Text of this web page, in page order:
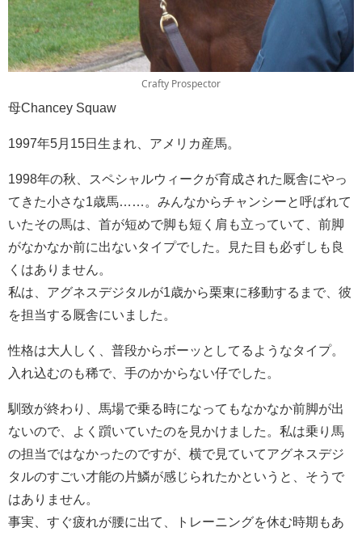
Crafty Prospector
母Chancey Squaw
1997年5月15日生まれ、アメリカ産馬。
1998年の秋、スペシャルウィークが育成された厩舎にやっ
てきた小さな1歳馬……。みんなからチャンシーと呼ばれて
いたその馬は、首が短めで脚も短く肩も立っていて、前脚
がなかなか前に出ないタイプでした。見た目も必ずしも良
くはありません。
私は、アグネスデジタルが1歳から栗東に移動するまで、彼
を担当する厩舎にいました。
性格は大人しく、普段からボーッとしてるようなタイプ。
入れ込むのも稀で、手のかからない仔でした。
馴致が終わり、馬場で乗る時になってもなかなか前脚が出
ないので、よく躓いていたのを見かけました。私は乗り馬
の担当ではなかったのですが、横で見ていてアグネスデジ
タルのすごい才能の片鱗が感じられたかというと、そうで
はありません。
事実、すぐ疲れが腰に出て、トレーニングを休む時期もあ